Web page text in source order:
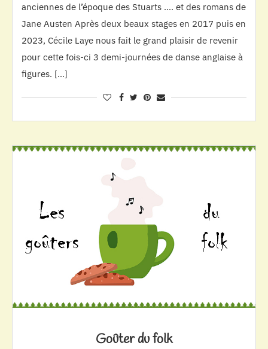
anciennes de l’époque des Stuarts …. et des romans de
Jane Austen Après deux beaux stages en 2017 puis en
2023, Cécile Laye nous fait le grand plaisir de revenir
pour cette fois-ci 3 demi-journées de danse anglaise à
figures. […]
Goûter du folk